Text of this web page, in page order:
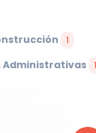
1
Administrativas 1